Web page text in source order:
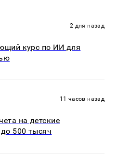
2 дня назад
курс по ИИ для
11 часов назад
на детские
500 тысяч